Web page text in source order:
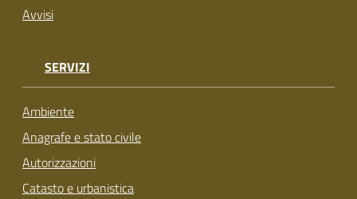
Avvisi
SERVIZI
Ambiente
Anagrafe e stato civile
Autorizzazioni
Catasto e urbanistica